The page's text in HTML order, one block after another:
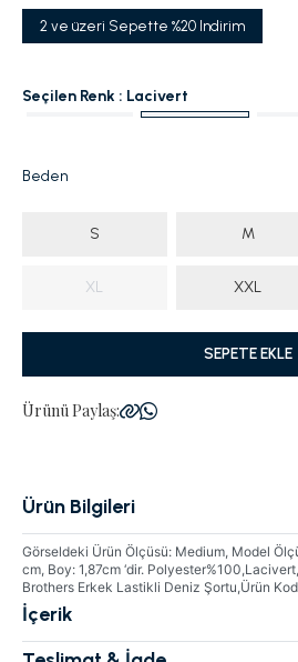
2 ve üzeri Sepette %20 Indirim
Seçilen Renk : Lacivert
Beden
S M
XL XXL
SEPETE EKLE
Ürünü Paylaş:
Ürün Bilgileri
Görseldeki Ürün Ölçüsü: Medium, Model
cm, Boy: 1,87cm ‘dir.
Brothers Erkek Lastikli Deniz Şortu,Ürün
İçerik